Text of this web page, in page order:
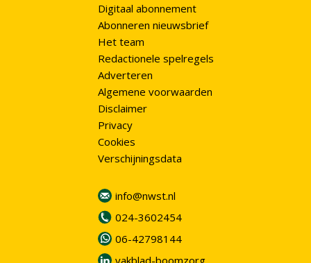
Digitaal abonnement
Abonneren nieuwsbrief
Het team
Redactionele spelregels
Adverteren
Algemene voorwaarden
Disclaimer
Privacy
Cookies
Verschijningsdata
info@nwst.nl
024-3602454
06-42798144